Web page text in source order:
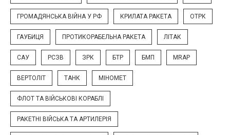
ГРОМАДЯНСЬКА ВІЙНА У РФ КРИЛАТА РАКЕТА ОТРК
ГАУБИЦЯ ПРОТИКОРАБЕЛЬНА РАКЕТА ЛІТАК
САУ РСЗВ ЗРК БТР БМП MRAP
ВЕРТОЛІТ ТАНК МІНОМЕТ
ФЛОТ ТА ВІЙСЬКОВІ КОРАБЛІ
РАКЕТНІ ВІЙСЬКА ТА АРТИЛЕРІЯ